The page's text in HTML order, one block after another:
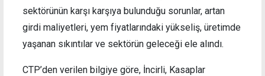
sektörünün karşı karşıya bulunduğu sorunlar, artan
girdi maliyetleri, yem fiyatlarındaki yükseliş, üretimde
yaşanan sıkıntılar ve sektörün geleceği ele alındı.
CTP’den verilen bilgiye göre, İncirli, Kasaplar